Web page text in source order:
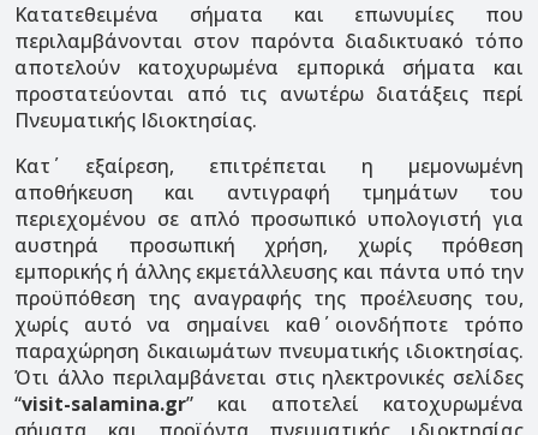
Κατατεθειμένα σήματα και επωνυμίες που
περιλαμβάνονται στον παρόντα διαδικτυακό τόπο
αποτελούν κατοχυρωμένα εμπορικά σήματα και
προστατεύονται από τις ανωτέρω διατάξεις περί
Πνευματικής Ιδιοκτησίας.
Κατ΄ εξαίρεση, επιτρέπεται η μεμονωμένη
αποθήκευση και αντιγραφή τμημάτων του
περιεχομένου σε απλό προσωπικό υπολογιστή για
αυστηρά προσωπική χρήση, χωρίς πρόθεση
εμπορικής ή άλλης εκμετάλλευσης και πάντα υπό την
προϋπόθεση της αναγραφής της προέλευσης του,
χωρίς αυτό να σημαίνει καθ΄ οιονδήποτε τρόπο
παραχώρηση δικαιωμάτων πνευματικής ιδιοκτησίας.
Ότι άλλο περιλαμβάνεται στις ηλεκτρονικές σελίδες
“visit-salamina.gr” και αποτελεί κατοχυρωμένα